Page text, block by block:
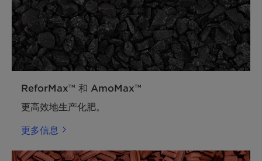
ReforMax™ 和 AmoMax™
更高效地生产化肥。
更多信息